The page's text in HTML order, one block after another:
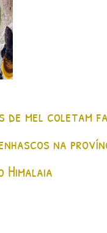
de mel coletam
na
Himalaia